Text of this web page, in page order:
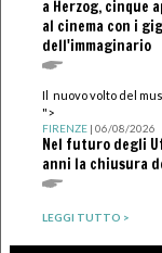
a Herzog, cinque
al cinema con i
dell'immaginario
Il nuovo volto del
">
FIRENZE| 06/08/2026
Nel futuro degli
anni la chiusura
LEGGI TUTTO >